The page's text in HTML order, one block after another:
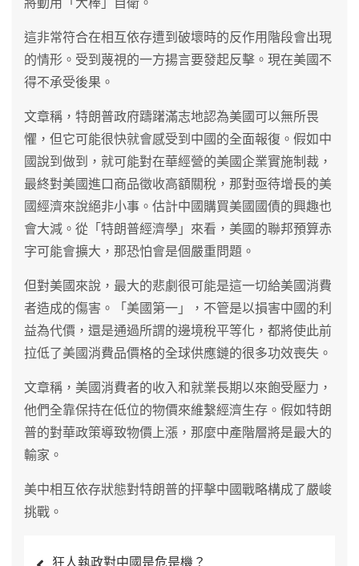
這非常符合在相互依存遭到破壞時的反作用階段會出現
的情形。受到蔑視的一方揚言要發起反擊。現在美國不
得不承受後果。
文章稱，特朗普政府躊躇滿志地認為美國可以無所畏
懼，但它可能很快就會感受到中國的全面報復。假如中
國說到做到，就可能對在華經營的美國企業實施制裁，
最終對美國進口商品徵收高額關稅，那對亟待增長的美
國經濟來說絕非小事。估計中國購買美國國債的興趣也
會大減。從「特朗普經濟學」來看，美國的聯邦預算赤
字可能會擴大，那恐怕會是個嚴重問題。
但對美國來說，最大的悲劇很可能是這一切給美國消費
者造成的傷害。「美國第一」，不管是以損害中國的利
益為代價，還是通過所謂的邊境稅平等化，都將使此前
拉低了美國消費品價格的全球供應鏈的很多功效喪失。
文章稱，美國消費者的收入和就業長期以來飽受壓力，
他們全靠保持在低位的物價來維繫經濟生存。假如特朗
普的對華政策導致物價上漲，那麼中產階層將是最大的
輸家。
美中相互依存狀態對特朗普的抨擊中國戰略構成了嚴峻
挑戰。
狂人執政對中國是危是機？